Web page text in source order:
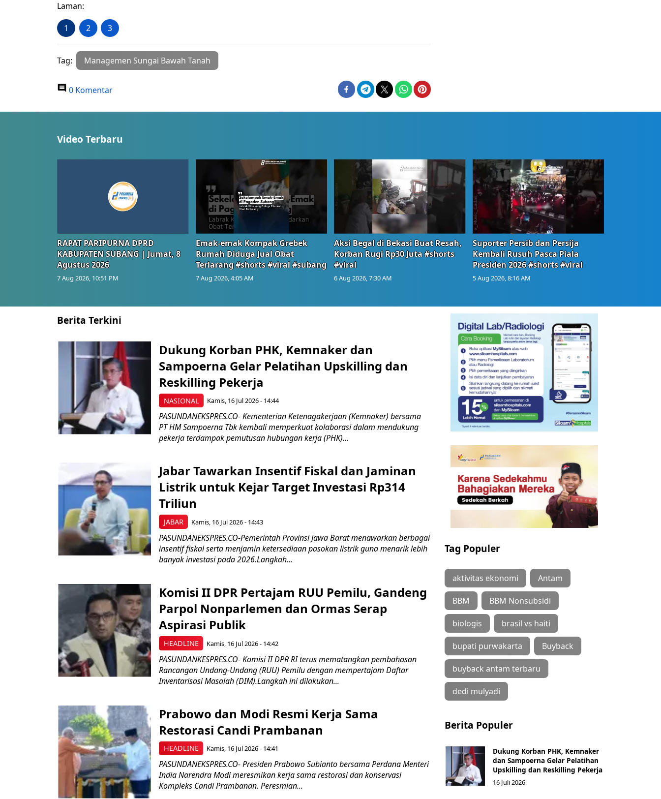
Laman:
1 2 3
Tag: Managemen Sungai Bawah Tanah
0 Komentar
Video Terbaru
RAPAT PARIPURNA DPRD
KABUPATEN SUBANG | Jumat, 8
Agustus 2026
7 Aug 2026, 10:51 PM
Emak-emak Kompak Grebek
Rumah Diduga Jual Obat
Terlarang #shorts #viral #subang
7 Aug 2026, 4:05 AM
Aksi Begal di Bekasi Buat Resah,
Korban Rugi Rp30 Juta #shorts
#viral
6 Aug 2026, 7:30 AM
Suporter Persib dan Persija
Kembali Rusuh Pasca Piala
Presiden 2026 #shorts #viral
5 Aug 2026, 8:16 AM
Berita Terkini
NASIONAL
Dukung Korban PHK, Kemnaker dan
Sampoerna Gelar Pelatihan Upskilling dan
Reskilling Pekerja
Kamis, 16 Jul 2026 - 14:44
PASUNDANEKSPRES.CO- Kementerian Ketenagakerjaan (Kemnaker) bersama
PT HM Sampoerna Tbk kembali memperkuat kolaborasi dalam mendukung
pekerja terdampak pemutusan hubungan kerja (PHK)...
JABAR
Jabar Tawarkan Insentif Fiskal dan Jaminan
Listrik untuk Kejar Target Investasi Rp314
Triliun
Kamis, 16 Jul 2026 - 14:43
PASUNDANEKSPRES.CO-Pemerintah Provinsi Jawa Barat menawarkan berbagai
insentif fiskal serta menjamin ketersediaan pasokan listrik guna menarik lebih
banyak investasi pada 2026.Langkah...
HEADLINE
Komisi II DPR Pertajam RUU Pemilu, Gandeng
Parpol Nonparlemen dan Ormas Serap
Aspirasi Publik
Kamis, 16 Jul 2026 - 14:42
PASUNDANKESPRES.CO- Komisi II DPR RI terus mematangkan pembahasan
Rancangan Undang-Undang (RUU) Pemilu dengan mempertajam Daftar
Inventarisasi Masalah (DIM).Langkah ini dilakukan...
HEADLINE
Prabowo dan Modi Resmi Kerja Sama
Restorasi Candi Prambanan
Kamis, 16 Jul 2026 - 14:41
PASUNDANEKSPRES.CO- Presiden Prabowo Subianto bersama Perdana Menteri
India Narendra Modi meresmikan kerja sama restorasi dan konservasi
Kompleks Candi Prambanan. Peresmian...
Tag Populer
aktivitas ekonomi Antam
BBM BBM Nonsubsidi
biologis brasil vs haiti
bupati purwakarta Buyback
buyback antam terbaru
dedi mulyadi
Berita Populer
Dukung Korban PHK, Kemnaker
dan Sampoerna Gelar Pelatihan
Upskilling dan Reskilling Pekerja
16 Juli 2026